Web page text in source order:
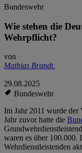
Bundeswehr
Wie stehen die
Wehrpflicht?
von
Mathias Brandt,
29.08.2025
Bundeswehr
Im Jahr 2011 wurde der
Jahr zuvor hatte die
waren es über
Wehrdienstleistenden